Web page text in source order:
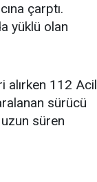
çarptı.
yüklü olan
alırken 112 Acil
sürücü
süren